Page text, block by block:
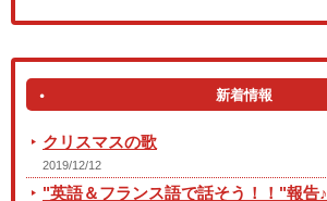
新着情報
クリスマスの歌
2019/12/12
"英語＆フランス語で話そう！！"報告♪